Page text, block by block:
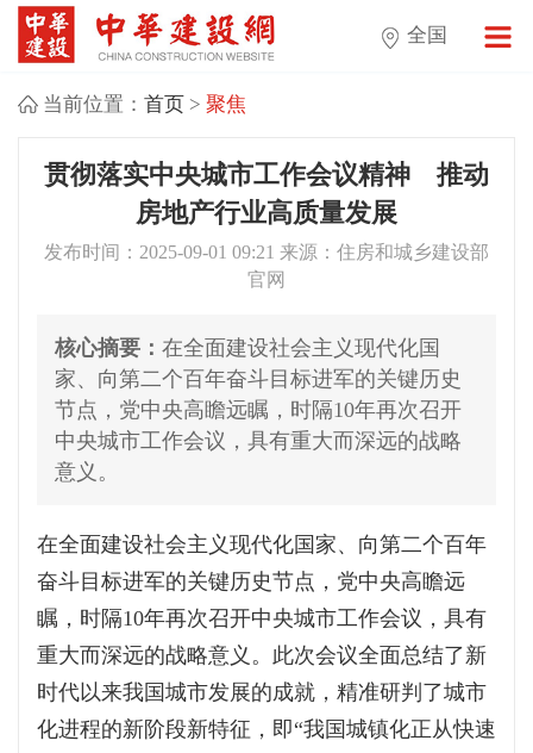
全国
当前位置： 首页> 聚焦
贯彻落实中央城市工作会议精神 推动
房地产行业高质量发展
发布时间：2025-09-01 09:21 来源：住房和城乡建设部
官网
核心摘要： 在全面建设社会主义现代化国
家、向第二个百年奋斗目标进军的关键历史
节点，党中央高瞻远瞩，时隔10年再次召开
中央城市工作会议，具有重大而深远的战略
意义。
在全面建设社会主义现代化国家、向第二个百年
奋斗目标进军的关键历史节点，党中央高瞻远
瞩，时隔10年再次召开中央城市工作会议，具有
重大而深远的战略意义。此次会议全面总结了新
时代以来我国城市发展的成就，精准研判了城市
化进程的新阶段新特征，即“我国城镇化正从快速